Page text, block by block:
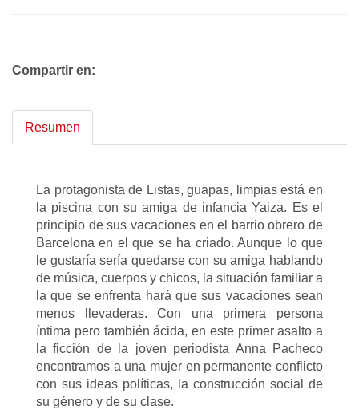
Compartir en:
Resumen
La protagonista de Listas, guapas, limpias está en
la piscina con su amiga de infancia Yaiza. Es el
principio de sus vacaciones en el barrio obrero de
Barcelona en el que se ha criado. Aunque lo que
le gustaría sería quedarse con su amiga hablando
de música, cuerpos y chicos, la situación familiar a
la que se enfrenta hará que sus vacaciones sean
menos llevaderas. Con una primera persona
íntima pero también ácida, en este primer asalto a
la ficción de la joven periodista Anna Pacheco
encontramos a una mujer en permanente conflicto
con sus ideas políticas, la construcción social de
su género y de su clase.